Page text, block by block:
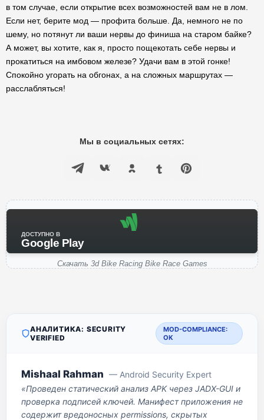
в том случае, если открытие всех возможностей вам не в лом.
Если нет, берите мод — профита больше. Да, немного не по
шему, но потянут ли ваши нервы до финиша на старом байке?
А может, вы хотите, как я, просто пощекотать себе нервы и
прокатиться на имбовом железе? Удачи вам в этой гонке!
Спокойно угорать на обгонах, а на сложных маршрутах —
расслабляться!
Мы в социальных сетях:
ДОСТУПНО В
Google Play
Скачать 3d Bike Racing Bike Race Games
АНАЛИТИКА: SECURITY
VERIFIED
MOD-COMPLIANCE:
OK
Mishaal Rahman — Android Security Expert
«Проведен статический анализ APK через JADX-GUI и
проверка подписей ключей. Манифест приложения не
содержит вредоносных permissions, скрытых